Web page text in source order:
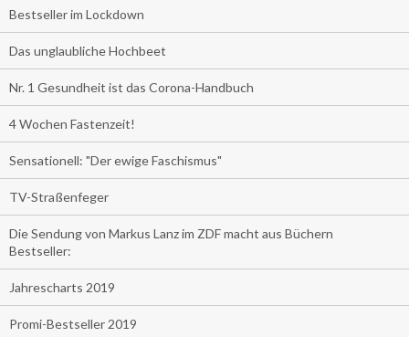
Bestseller im Lockdown
Das unglaubliche Hochbeet
Nr. 1 Gesundheit ist das Corona-Handbuch
4 Wochen Fastenzeit!
Sensationell: "Der ewige Faschismus"
TV-Straßenfeger
Die Sendung von Markus Lanz im ZDF macht aus Büchern
Bestseller:
Jahrescharts 2019
Promi-Bestseller 2019